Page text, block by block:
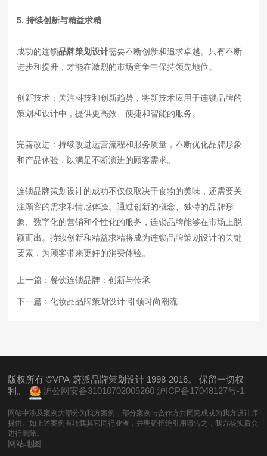
5. 持续创新与精益求精
成功的连锁品牌策划设计需要不断创新和追求卓越。只有不断
进步和提升，才能在激烈的市场竞争中保持领先地位。
创新技术：关注科技和创新趋势，将新技术应用于连锁品牌的
策划和设计中，提供更高效、便捷和智能的服务。
完善改进：持续改进运营流程和服务质量，不断优化品牌形象
和产品体验，以满足不断演进的顾客需求。
连锁品牌策划设计的成功不仅仅取决于食物的美味，还需要关
注顾客的需求和情感体验。通过创新的概念、独特的品牌形
象、数字化的营销和个性化的服务，连锁品牌能够在市场上脱
颖而出。持续创新和精益求精将成为连锁品牌策划设计的关键
要素，为顾客带来更好的消费体验。
上一篇：餐饮连锁品牌：创新与传承
下一篇：化妆品品牌策划设计:引领时尚潮流
版权所有 ©VPA-蔚派品牌策划设计 1998-2016。 保留一切权
利。
沪公网安备31010702005260 沪ICP备17048127号-1
网站中涉及案例大部分为我方案例，部分案例与合作方共同完成或为我方设计师
提供。如上述案例有转载其它同行业者，并明确拒绝引用请告之，我方核实后会
进行删除。
网站地图